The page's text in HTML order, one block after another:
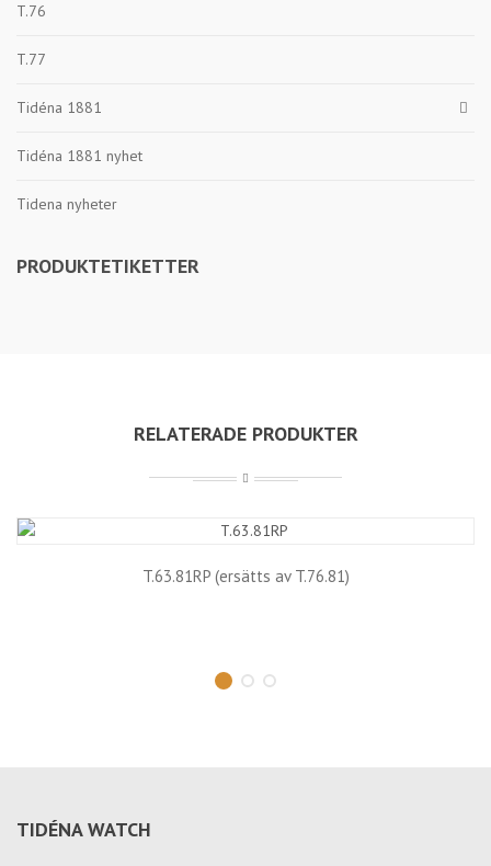
T.76
T.77
Tidéna 1881
Tidéna 1881 nyhet
Tidena nyheter
PRODUKTETIKETTER
RELATERADE PRODUKTER
T.63.81RP (ersätts av T.76.81)
TIDÉNA WATCH